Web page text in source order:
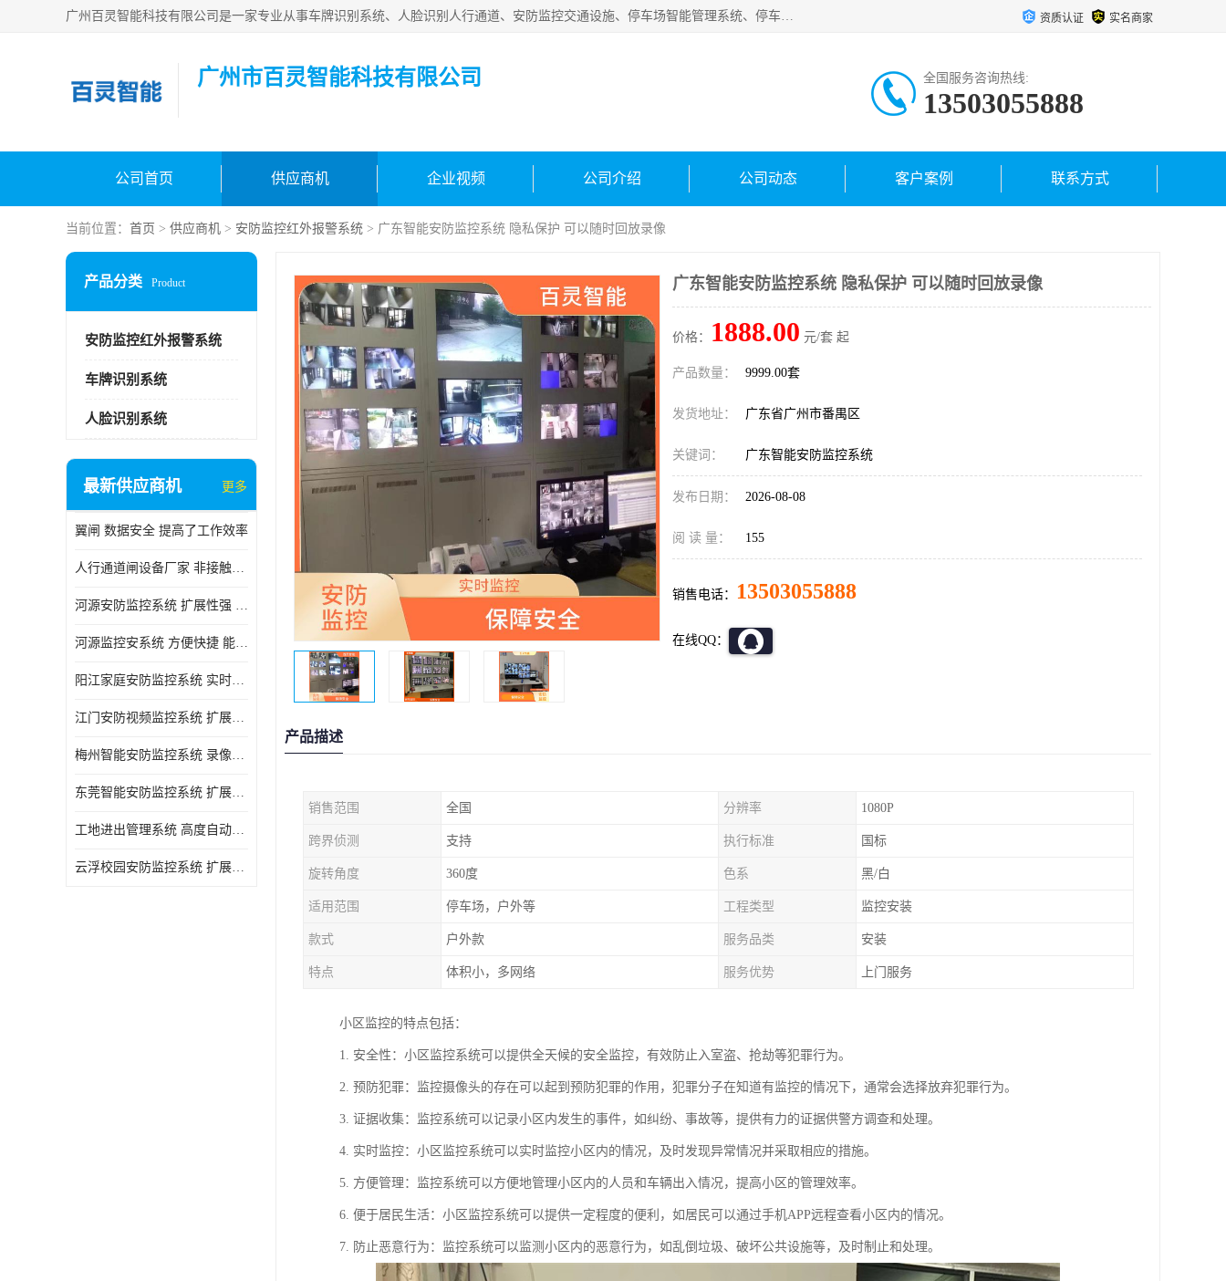
广州百灵智能科技有限公司是一家专业从事车牌识别系统、人脸识别人行通道、安防监控交通设施、停车场智能管理系统、停车场云平台、车牌识别一体机、自动道闸、通道设备、交通设施及交通划线等产品研发、生产和销售的高新技术企业。 资质认证 实名商家
广州市百灵智能科技有限公司 全国服务咨询热线:
13503055888
公司首页 供应商机 企业视频 公司介绍 公司动态 客户案例 联系方式
当前位置： 首页 > 供应商机 > 安防监控红外报警系统 > 广东智能安防监控系统 隐私保护 可以随时回放录像
产品分类 Product
安防监控红外报警系统
车牌识别系统
人脸识别系统
最新供应商机 更多
翼闸 数据安全 提高了工作效率
人行通道闸设备厂家 非接触性 对用户的隐私更加尊重
河源安防监控系统 扩展性强 能够长时间稳定运行
河源监控安系统 方便快捷 能够长时间稳定运行
阳江家庭安防监控系统 实时监控 可以随时回放录像
江门安防视频监控系统 扩展性强 能够长时间稳定运行
梅州智能安防监控系统 录像存储 多通道监控
东莞智能安防监控系统 扩展性强 可以随时回放录像
工地进出管理系统 高度自动化 提高了工作效率
云浮校园安防监控系统 扩展性强 提高监控范围和效率
广东智能安防监控系统 隐私保护 可以随时回放录像
价格： 1888.00 元/套 起
产品数量： 9999.00套
发货地址： 广东省广州市番禺区
关键词： 广东智能安防监控系统
发布日期： 2026-08-08
阅 读 量： 155
销售电话： 13503055888
在线QQ：
产品描述
销售范围 全国 分辨率 1080P
跨界侦测 支持 执行标准 国标
旋转角度 360度 色系 黑/白
适用范围 停车场，户外等 工程类型 监控安装
款式 户外款 服务品类 安装
特点 体积小，多网络 服务优势 上门服务
小区监控的特点包括：
1. 安全性：小区监控系统可以提供全天候的安全监控，有效防止入室盗、抢劫等犯罪行为。
2. 预防犯罪：监控摄像头的存在可以起到预防犯罪的作用，犯罪分子在知道有监控的情况下，通常会选择放弃犯罪行为。
3. 证据收集：监控系统可以记录小区内发生的事件，如纠纷、事故等，提供有力的证据供警方调查和处理。
4. 实时监控：小区监控系统可以实时监控小区内的情况，及时发现异常情况并采取相应的措施。
5. 方便管理：监控系统可以方便地管理小区内的人员和车辆出入情况，提高小区的管理效率。
6. 便于居民生活：小区监控系统可以提供一定程度的便利，如居民可以通过手机APP远程查看小区内的情况。
7. 防止恶意行为：监控系统可以监测小区内的恶意行为，如乱倒垃圾、破坏公共设施等，及时制止和处理。